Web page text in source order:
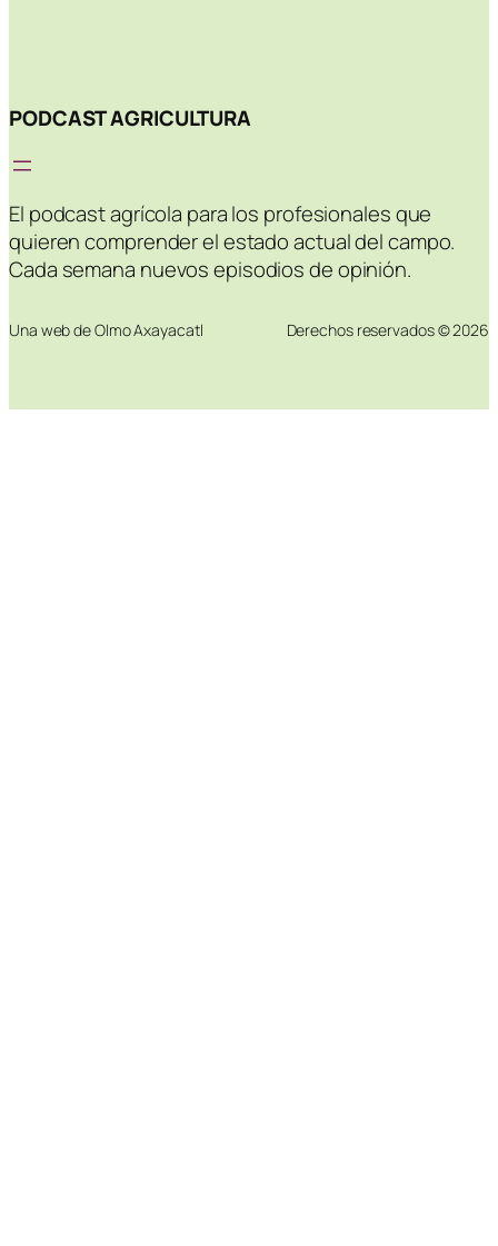
PODCAST AGRICULTURA
El podcast agrícola para los profesionales que
quieren comprender el estado actual del campo.
Cada semana nuevos episodios de opinión.
Una web de Olmo Axayacatl Derechos reservados © 2026